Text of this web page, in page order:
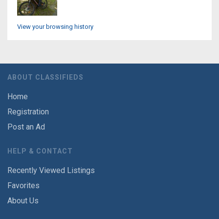
View your browsing history
ABOUT CLASSIFIEDS
Home
Registration
Post an Ad
HELP & CONTACT
Recently Viewed Listings
Favorites
About Us